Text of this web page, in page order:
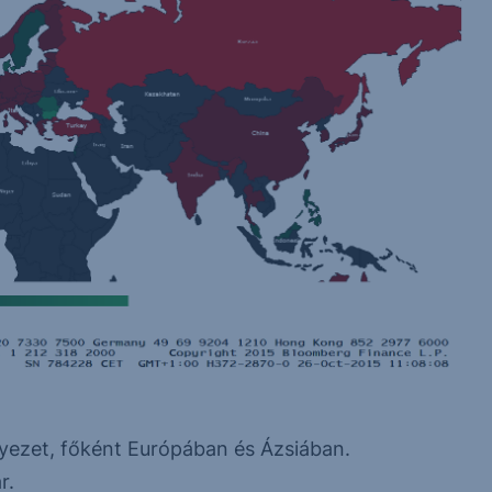
főként Európában és Ázsiában.